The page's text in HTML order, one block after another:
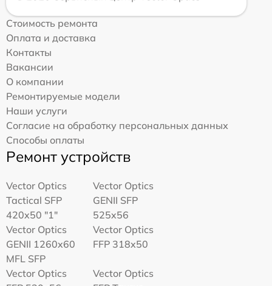
Стоимость ремонта
Оплата и доставка
Контакты
Вакансии
О компании
Ремонтируемые модели
Наши услуги
Согласие на обработку персональных данных
Способы оплаты
Ремонт устройств
Vector Optics
Tactical SFP
420x50 "1"
Vector Optics
GENII SFP
525x56
Vector Optics
GENII 1260x60
MFL SFP
Vector Optics
FFP 318x50
Vector Optics
Vector Optics